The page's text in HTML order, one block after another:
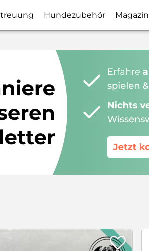
Hundezubehör Magazin
